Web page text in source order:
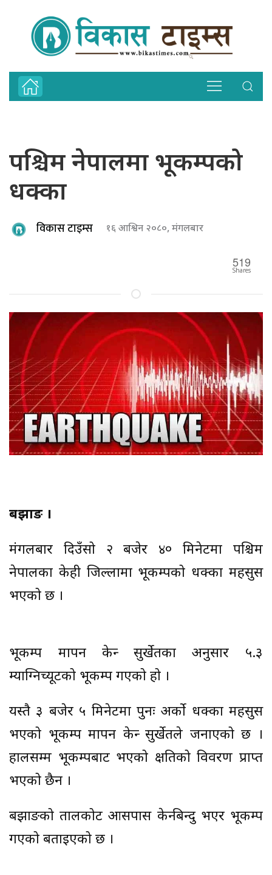
पश्चिम नेपालमा भूकम्पको
धक्का
विकास टाइम्स १६ आश्विन २०८०, मंगलबार
519
Shares
बझाङ ।
मंगलबार दिउँसो २ बजेर ४० मिनेटमा पश्चिम
नेपालका केही जिल्लामा भूकम्पको धक्का महसुस
भएको छ ।
भूकम्प मापन केन्द्र सुर्खेतका अनुसार ५.३
म्याग्निच्यूटको भूकम्प गएको हो ।
यस्तै ३ बजेर ५ मिनेटमा पुनः अर्को धक्का महसुस
भएको भूकम्प मापन केन्द्र सुर्खेतले जनाएको छ ।
हालसम्म भूकम्पबाट भएको क्षतिको विवरण प्राप्त
भएको छैन ।
बझाङको तालकोट आसपास केन्द्रबिन्दु भएर भूकम्प
गएको बताइएको छ ।